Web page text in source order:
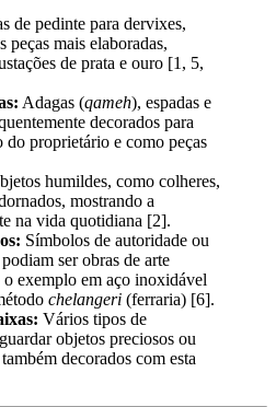
de pedinte para dervixes,
peças mais elaboradas,
de prata e ouro [1, 5,
Adagas (qameh), espadas e
decorados para
do proprietário e como peças
humildes, como colheres,
mostrando a
na vida quotidiana [2].
Símbolos de autoridade ou
ser obras de arte
exemplo em aço inoxidável
chelangeri (ferraria) [6].
Vários tipos de
objetos preciosos ou
decorados com esta